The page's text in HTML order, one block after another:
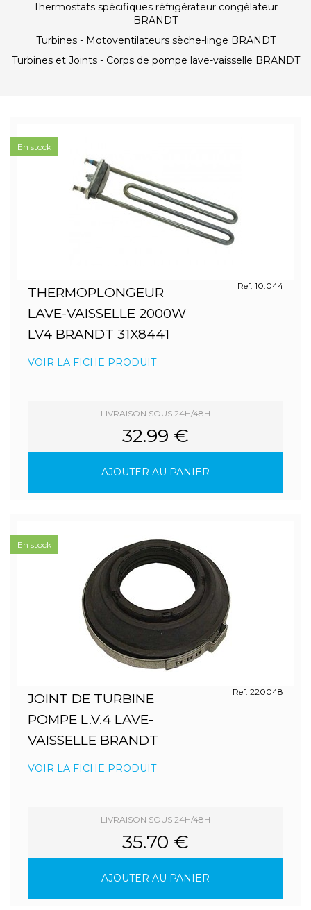
Thermostats spécifiques réfrigérateur congélateur
BRANDT
Turbines - Motoventilateurs sèche-linge BRANDT
Turbines et Joints - Corps de pompe lave-vaisselle BRANDT
THERMOPLONGEUR
LAVE-VAISSELLE 2000W
LV4 BRANDT 31X8441
Ref. 10.044
VOIR LA FICHE PRODUIT
LIVRAISON SOUS 24H/48H
32.99 €
AJOUTER AU PANIER
En stock
JOINT DE TURBINE
POMPE L.V.4 LAVE-
VAISSELLE BRANDT
Ref. 220048
VOIR LA FICHE PRODUIT
LIVRAISON SOUS 24H/48H
35.70 €
AJOUTER AU PANIER
En stock